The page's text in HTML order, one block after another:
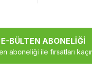
E-BÜLTEN ABONELİĞİ
aboneliği ile fırsatları